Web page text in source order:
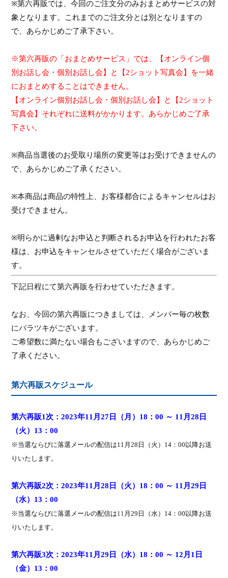
※第六再販では、今回のご注文分のみおまとめサービスの対
象となります。
これま でのご注文分とは別となりますの
で、あらかじめご了承下さい。
※第六再販の「おまとめサービス」では、【オンライン個
別お話し会・個別お話し会】と【 2ショット写真会】を一緒
におまとめすることはできません。
【オンライン個別お話し会・個別お話し会】と【 2ショット
写真会】それぞれに送料がかかります。あらかじめご了承
下さい。
※商品当選後のお受取り場所の変更等はお受けできませんの
で、あらかじめご了承ください。
※本商品は商品の特性上、お客様都合によるキャンセルはお
受けできません。
※明らかに過剰なお申込と判断されるお申込を行われたお客
様は、お申込をキャンセルさせていただく場合がございま
す。
下記日程にて第六再販を行わせていただきます。
なお、今回の第六再販につきましては、メンバー毎の枚数
にバラツキがございます。
ご希望数に満たない場合もございますので、あらかじめご
了承ください。
第六再販スケジュール
第六再販1次：2023年11月27 日（月 ） 18 ：00 ～ 11月28 日
（火） 13 ：00
※ 当選ならびに落選メールの配信は11 月28 日（火） 14 ：00 以降お送
りいたします。
第六再販2次：2023年11月28 日（火） 18 ：00 ～ 11月29 日
（水） 13 ：00
※ 当選ならびに落選メールの配信は11 月29 日（水） 14 ：00 以降お送
りいたします。
第六再販3次：2023年11月29 日（水） 18 ：00 ～ 12月 1 日
（金） 13 ：00